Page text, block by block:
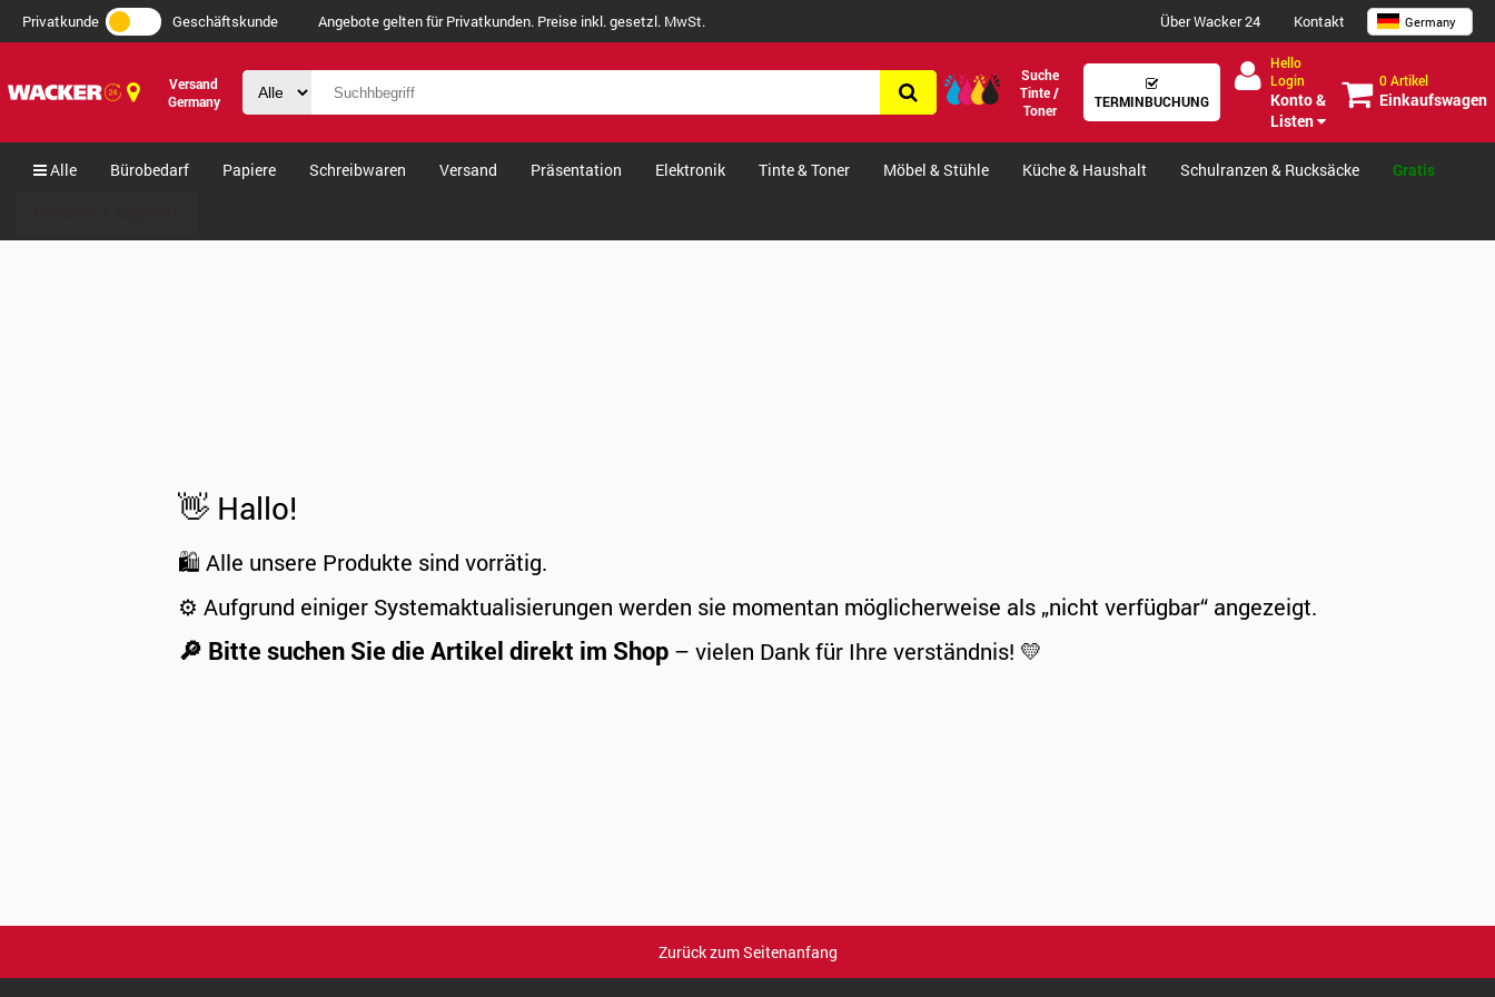
Privatkunde Geschäftskunde Angebote gelten für Privatkunden. Preise inkl. gesetzl. MwSt. Über Wacker 24 Kontakt Germany
Versand
Germany
Suche
Tinte /
Toner
TERMINBUCHUNG
Hello
Login
Konto &
Listen
0 Artikel
Einkaufswagen
Alle Bürobedarf Papiere Schreibwaren Versand Präsentation Elektronik Tinte & Toner Möbel & Stühle Küche & Haushalt Schulranzen & Rucksäcke Gratis
👋 Hallo!
🛍️ Alle unsere Produkte sind vorrätig.
⚙️ Aufgrund einiger Systemaktualisierungen werden sie momentan möglicherweise als „nicht verfügbar“ angezeigt.
🔎 Bitte suchen Sie die Artikel direkt im Shop – vielen Dank für Ihre verständnis! 💛
Zurück zum Seitenanfang